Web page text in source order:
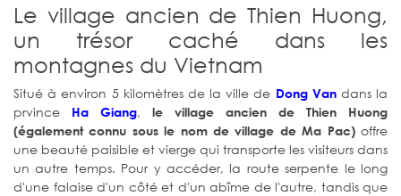
Le village ancien de Thien Huong,
un trésor caché dans les
montagnes du Vietnam
Situé à environ 5 kilomètres de la ville de Dong Vandans la
prvince
Ha Giang, le village ancien de Thien Huong
(également connu sous le nom de village de Ma Pac)offre
une beauté paisible et vierge qui transporte les visiteurs dans
un autre temps. Pour y accéder, la route serpente le long
d'une falaise d'un côté et d'un abîme de l'autre, tandis que